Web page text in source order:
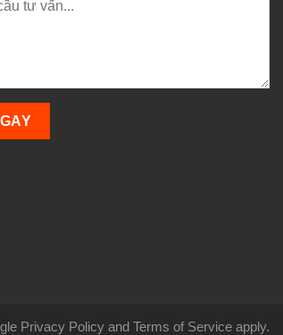
Privacy Policy and Terms of Service apply.